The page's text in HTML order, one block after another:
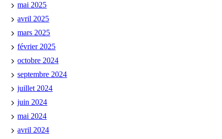
mai 2025
avril 2025
mars 2025
février 2025
octobre 2024
septembre 2024
juillet 2024
juin 2024
mai 2024
avril 2024